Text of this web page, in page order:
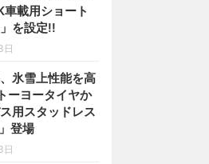
載用ショート
を設定!!
日
氷雪上性能を高
ヨータイヤか
用スタッドレス
登場
日